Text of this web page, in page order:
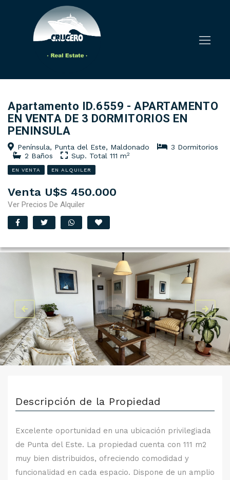
Apartamento ID.6559 - APARTAMENTO
EN VENTA DE 3 DORMITORIOS EN
PENINSULA
Península, Punta del Este, Maldonado
3 Dormitorios
2 Baños
Sup. Total 111 m2
EN VENTA EN ALQUILER
Venta U$S 450.000
Ver Precios De Alquiler
Descripción de la Propiedad
Excelente oportunidad en una ubicación privilegiada
de Punta del Este. La propiedad cuenta con 111 m2
muy bien distribuidos, ofreciendo comodidad y
funcionalidad en cada espacio. Dispone de un amplio